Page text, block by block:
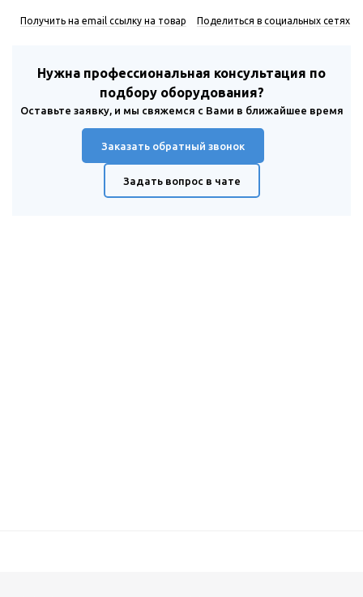
Получить на email ссылку на товар Поделиться в социальных сетях
Нужна профессиональная консультация по
подбору оборудования?
Оставьте заявку, и мы свяжемся с Вами в ближайшее время
Заказать обратный звонок
Задать вопрос в чате